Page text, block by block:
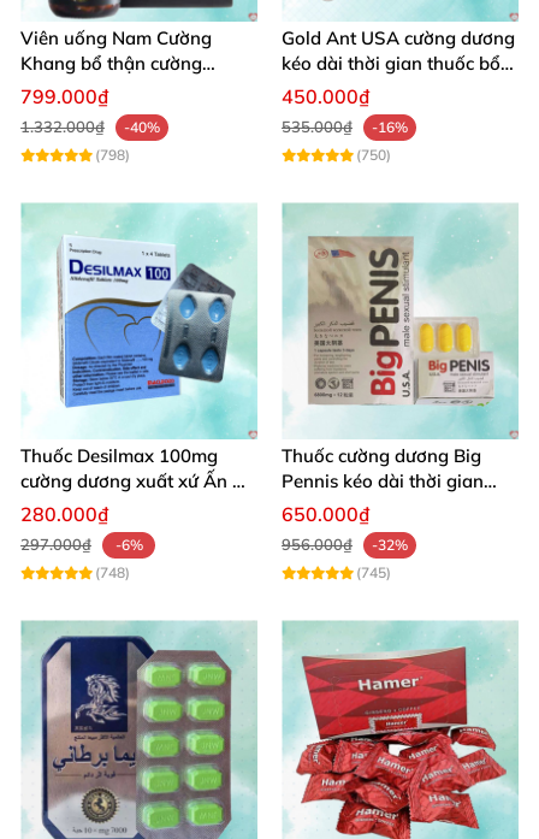
hàng hỏa tốc. Chuyên gia tư vấn tận tâm.
Viên uống Nam Cường
Khang bổ thận cường
dương dài lâu sung mãn
799.000₫
1.332.000₫
-40%
(798)
Gold Ant USA cường dương
kéo dài thời gian thuốc bổ
thận
450.000₫
535.000₫
-16%
(750)
Thuốc Desilmax 100mg
cường dương xuất xứ Ấn Độ
tăng sinh lý mạnh
280.000₫
297.000₫
-6%
(748)
Thuốc cường dương Big
Pennis kéo dài thời gian
sung mãn
650.000₫
956.000₫
-32%
(745)